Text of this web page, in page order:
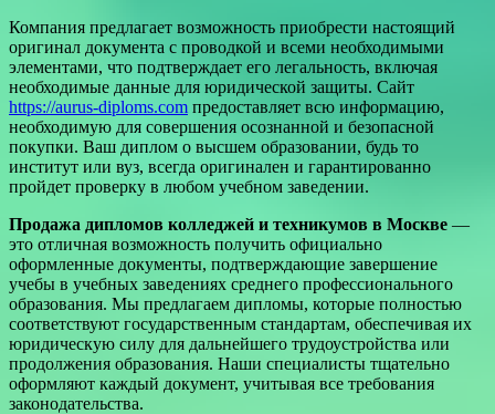
Компания предлагает возможность приобрести настоящий
оригинал документа с проводкой и всеми необходимыми
элементами, что подтверждает его легальность, включая
необходимые данные для юридической защиты. Сайт
https://aurus-diploms.com предоставляет всю информацию,
необходимую для совершения осознанной и безопасной
покупки. Ваш диплом о высшем образовании, будь то
институт или вуз, всегда оригинален и гарантированно
пройдет проверку в любом учебном заведении.
Продажа дипломов колледжей и техникумов в Москве —
это отличная возможность получить официально
оформленные документы, подтверждающие завершение
учебы в учебных заведениях среднего профессионального
образования. Мы предлагаем дипломы, которые полностью
соответствуют государственным стандартам, обеспечивая их
юридическую силу для дальнейшего трудоустройства или
продолжения образования. Наши специалисты тщательно
оформляют каждый документ, учитывая все требования
законодательства.